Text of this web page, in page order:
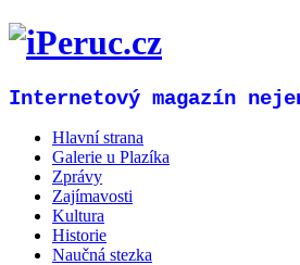
Internetový magazín
Hlavní strana
Galerie u Plazíka
Zprávy
Zajímavosti
Kultura
Historie
Naučná stezka